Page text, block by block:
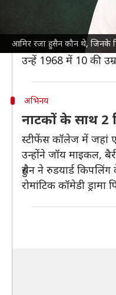
आमिर रजा हुसैन कौन थे, जिनके
जन्म और शुरुआती
हुसैन का जन्म 6
हुसैन इकलौते थे। उनका
उन्हें 1968 में 10 की
अभिनय
नाटकों के साथ 2
स्टीफेंस कॉलेज में जहां
उन्होंने जॉय माइकल,
हुसैन ने रुडयार्ड
रोमांटिक कॉमेडी